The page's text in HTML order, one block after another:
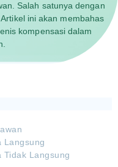
Salah satunya dengan
ini akan membahas
kompensasi dalam
Langsung
Tidak Langsung